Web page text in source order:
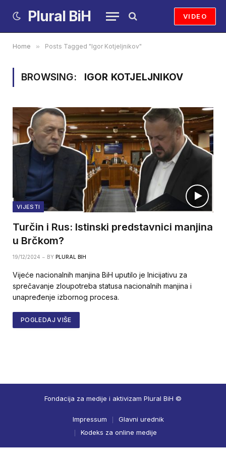
Plural BiH VIDEO
Home » Posts Tagged "Igor Kotjeljnikov"
BROWSING: IGOR KOTJELJNIKOV
VIJESTI
Turčin i Rus: Istinski predstavnici manjina
u Brčkom?
19/12/2024 BY PLURAL BIH
Vijeće nacionalnih manjina BiH uputilo je Inicijativu za
sprečavanje zloupotreba statusa nacionalnih manjina i
unapređenje izbornog procesa.
POGLEDAJ VIŠE
Fondacija za medije i aktivizam Plural BiH ©
Impressum
Glavni urednik
Kodeks za online medije